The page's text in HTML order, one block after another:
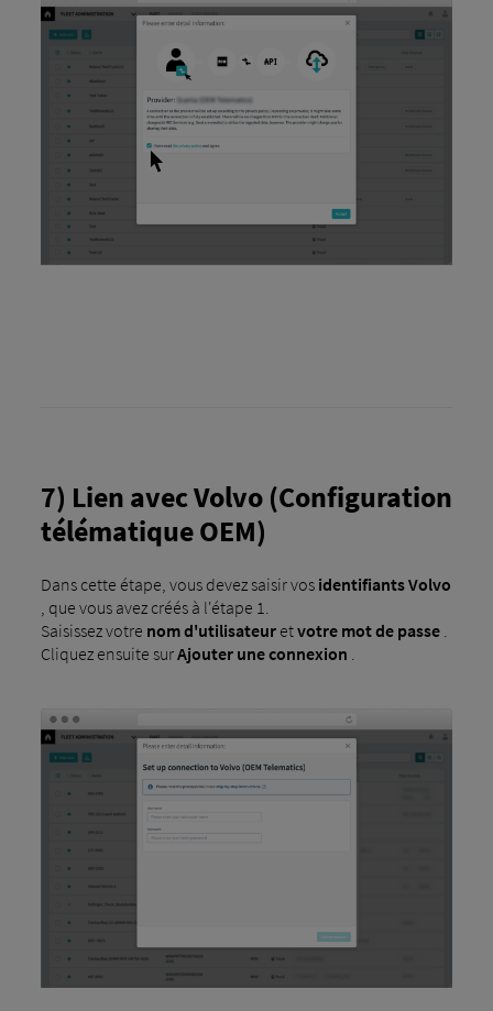
7) Lien avec Volvo (Configuration
télématique OEM)
Dans cette étape, vous devez saisir vos identifiants Volvo
, que vous avez créés à l'étape 1.
Saisissez votre nom d'utilisateuretvotre mot de passe.
Cliquez ensuite surAjouter une connexion